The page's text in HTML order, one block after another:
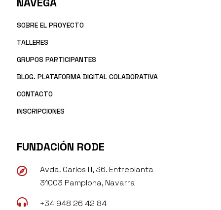
SOBRE EL PROYECTO
TALLERES
GRUPOS PARTICIPANTES
BLOG. PLATAFORMA DIGITAL COLABORATIVA
CONTACTO
INSCRIPCIONES
FUNDACIÓN RODE

Avda. Carlos III, 36. Entreplanta
31003 Pamplona, Navarra
 +34 948 26 42 84